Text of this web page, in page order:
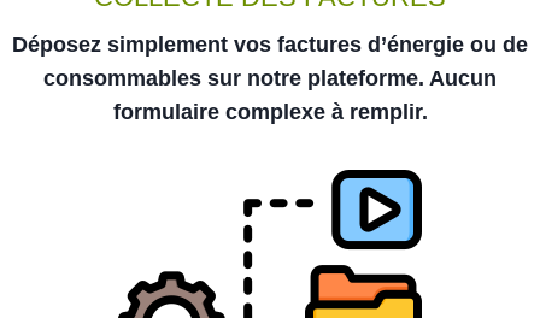
Déposez simplement vos factures d’énergie ou de
consommables sur notre plateforme. Aucun
formulaire complexe à remplir.